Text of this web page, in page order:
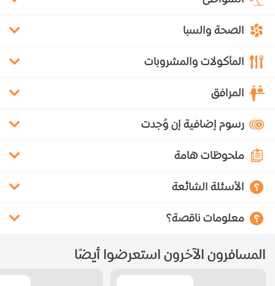
الصحة والسبا
المأكولات والمشروبات
المرافق
رسوم إضافية إن وُجدت
ملحوظات هامة
الأسئلة الشائعة
معلومات ناقصة؟
المسافرون الآخرون استعرضوا أيضًا